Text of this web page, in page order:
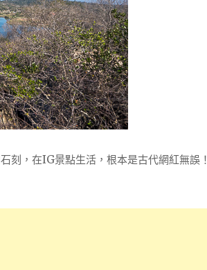
刻，在IG景點生活，根本是古代網紅無誤！